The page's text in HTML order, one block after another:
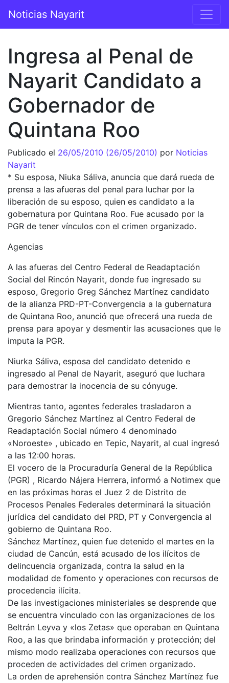
Navegación principal
Noticias Nayarit
Ingresa al Penal de
Nayarit Candidato a
Gobernador de
Quintana Roo
Publicado el 26/05/2010 (26/05/2010) por Noticias
Nayarit
* Su esposa, Niuka Sáliva, anuncia que dará rueda de
prensa a las afueras del penal para luchar por la
liberación de su esposo, quien es candidato a la
gobernatura por Quintana Roo. Fue acusado por la
PGR de tener vínculos con el crimen organizado.
Agencias
A las afueras del Centro Federal de Readaptación
Social del Rincón Nayarit, donde fue ingresado su
esposo, Gregorio Greg Sánchez Martínez candidato
de la alianza PRD-PT-Convergencia a la gubernatura
de Quintana Roo, anunció que ofrecerá una rueda de
prensa para apoyar y desmentir las acusaciones que le
imputa la PGR.
Niurka Sáliva, esposa del candidato detenido e
ingresado al Penal de Nayarit, aseguró que luchara
para demostrar la inocencia de su cónyuge.
Mientras tanto, agentes federales trasladaron a
Gregorio Sánchez Martínez al Centro Federal de
Readaptación Social número 4 denominado
«Noroeste» , ubicado en Tepic, Nayarit, al cual ingresó
a las 12:00 horas.
El vocero de la Procuraduría General de la República
(PGR) , Ricardo Nájera Herrera, informó a Notimex que
en las próximas horas el Juez 2 de Distrito de
Procesos Penales Federales determinará la situación
jurídica del candidato del PRD, PT y Convergencia al
gobierno de Quintana Roo.
Sánchez Martínez, quien fue detenido el martes en la
ciudad de Cancún, está acusado de los ilícitos de
delincuencia organizada, contra la salud en la
modalidad de fomento y operaciones con recursos de
procedencia ilícita.
De las investigaciones ministeriales se desprende que
se encuentra vinculado con las organizaciones de los
Beltrán Leyva y «los Zetas» que operaban en Quintana
Roo, a las que brindaba información y protección; del
mismo modo realizaba operaciones con recursos que
proceden de actividades del crimen organizado.
La orden de aprehensión contra Sánchez Martínez fue